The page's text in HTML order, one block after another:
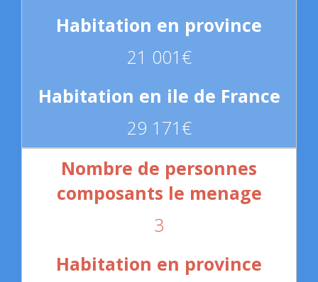
21 001€
29 171€
3